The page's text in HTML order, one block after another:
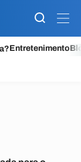
Entretenimento